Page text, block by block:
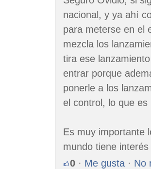
nacional, y ya ahí
para meterse en el
mezcla los
tira ese
entrar porque
ponerle a los
el control, lo que
Es muy importante
mundo tiene
0 · Me gusta · No